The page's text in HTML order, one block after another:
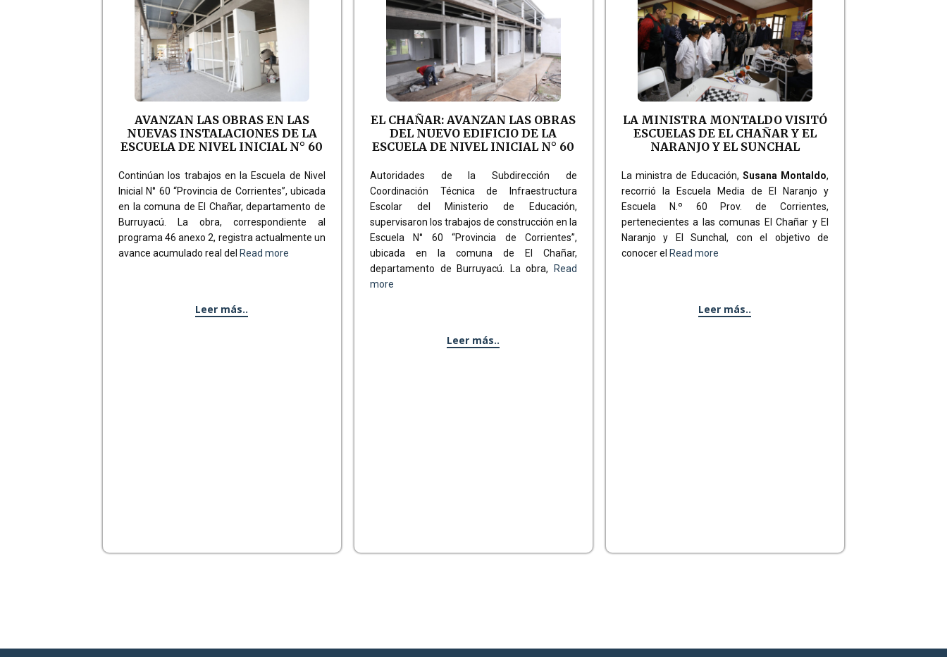
AVANZAN LAS OBRAS EN LAS
NUEVAS INSTALACIONES DE LA
ESCUELA DE NIVEL INICIAL N° 60
Continúan los trabajos en la Escuela de Nivel
Inicial N° 60 “Provincia de Corrientes”, ubicada
en la comuna de El Chañar, departamento de
Burruyacú. La obra, correspondiente al
programa 46 anexo 2, registra actualmente un
avance acumulado real del Read more
Leer más..
EL CHAÑAR: AVANZAN LAS OBRAS
DEL NUEVO EDIFICIO DE LA
ESCUELA DE NIVEL INICIAL N° 60
Autoridades de la Subdirección de
Coordinación Técnica de Infraestructura
Escolar del Ministerio de Educación,
supervisaron los trabajos de construcción en la
Escuela N° 60 “Provincia de Corrientes”,
ubicada en la comuna de El Chañar,
departamento de Burruyacú. La obra, Read
more
Leer más..
LA MINISTRA MONTALDO VISITÓ
ESCUELAS DE EL CHAÑAR Y EL
NARANJO Y EL SUNCHAL
La ministra de Educación, Susana Montaldo,
recorrió la Escuela Media de El Naranjo y
Escuela N.º 60 Prov. de Corrientes,
pertenecientes a las comunas El Chañar y El
Naranjo y El Sunchal, con el objetivo de
conocer el Read more
Leer más..